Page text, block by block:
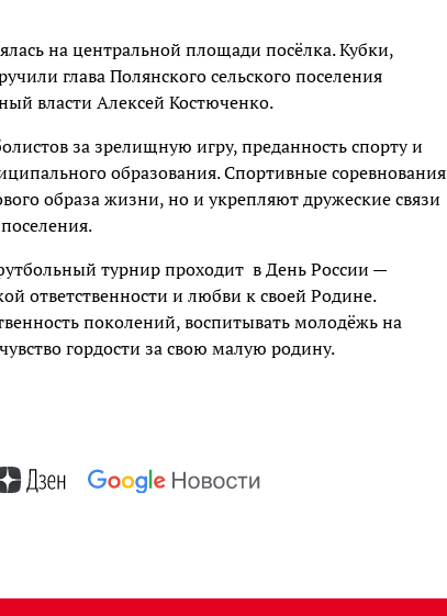
на центральной площади посëлка. Кубки,
глава Полянского сельского поселения
власти Алексей Костюченко.
за зрелищную игру, преданность спорту и
образования. Спортивные соревнования
образа жизни, но и укрепляют дружеские связи
турнир проходит в День России —
ответственности и любви к своей Родине.
поколений, воспитывать молодёжь на
гордости за свою малую родину.